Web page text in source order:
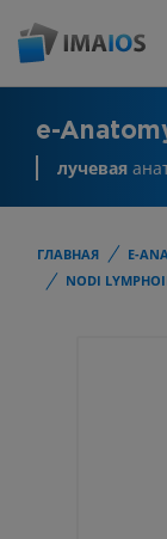
e-
лучевая
ГЛАВНАЯ E-
NODI